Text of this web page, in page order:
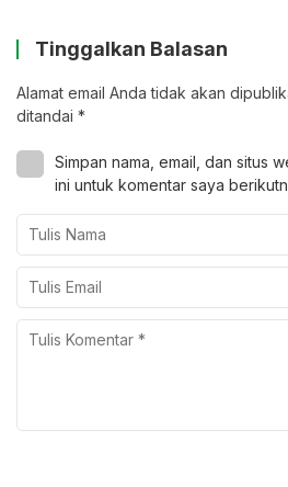
Tinggalkan Balasan
Alamat email Anda tidak akan
ditandai *
Simpan nama, email, dan situs
ini untuk komentar saya